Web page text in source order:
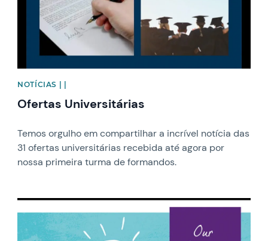
NOTÍCIAS | |
Ofertas Universitárias
Temos orgulho em compartilhar a incrível notícia das
31 ofertas universitárias recebida até agora por
nossa primeira turma de formandos.
News image